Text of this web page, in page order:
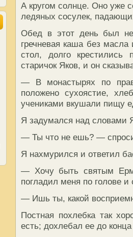
А кругом солнце. Оно уже
ледяных сосулек,
Обед в этот день был
гречневая каша без
стол, долго
старичок Яков, и он
— В монастырях по
положено сухоястие,
учениками вкушали пищу
Я задумался над словами
— Ты что не ешь? —
Я нахмурился и ответил
— Хочу быть святым
погладил меня по голове и
— Ишь ты, какой
Постная похлебка так
есть; дохлебал ее до